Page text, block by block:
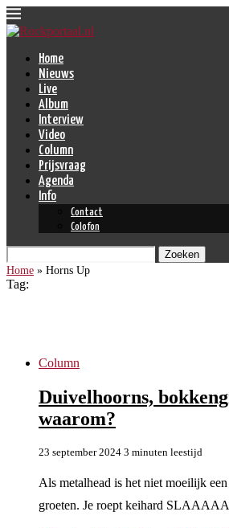
Home
Nieuws
Live
Album
Interview
Video
Column
Prijsvraag
Agenda
Info
Contact
Colofon
Zoeken
Home » Horns Up
Tag:
Column
Duivelhoorns,
waarom?
23 september 2024 3 minuten leestijd
Als metalhead is het niet moeilijk
groeten. Je roept keihard